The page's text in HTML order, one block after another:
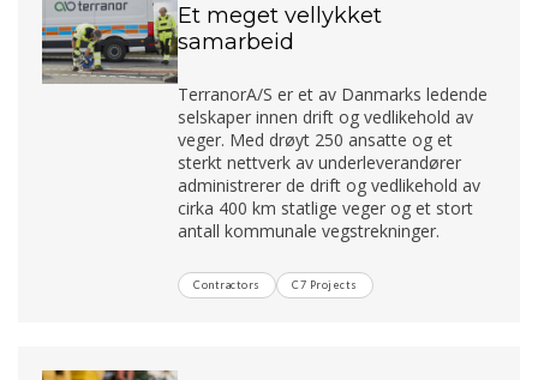
Et meget vellykket
samarbeid
TerranorA/S er et av Danmarks ledende
selskaper innen drift og vedlikehold av
veger. Med drøyt 250 ansatte og et
sterkt nettverk av underleverandører
administrerer de drift og vedlikehold av
cirka 400 km statlige veger og et stort
antall kommunale vegstrekninger.
Contractors C7 Projects